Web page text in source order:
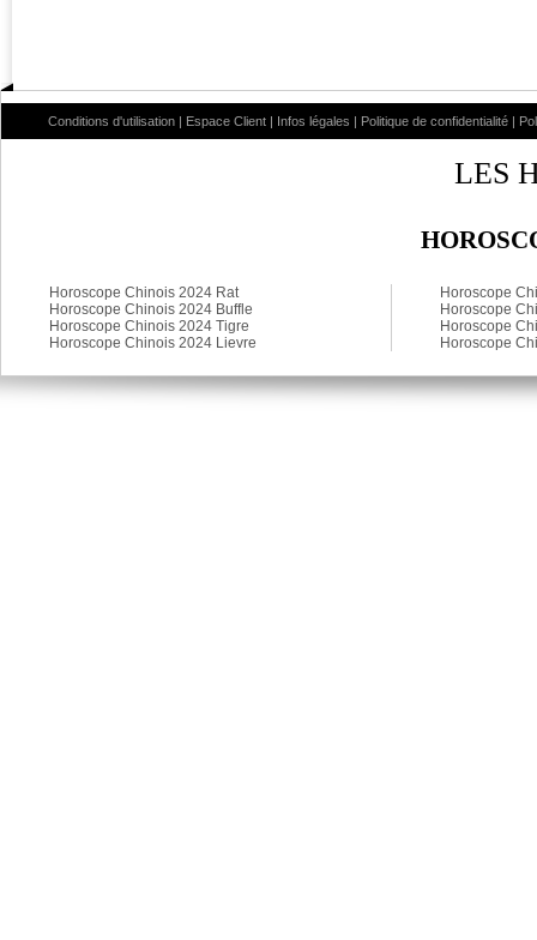
Conditions d'utilisation | Espace Client | Infos légales | Politique de confidentialité |
LES
Horoscope Chinois 2024 Rat
Horoscope Chinois 2024 Buffle
Horoscope Chinois 2024 Tigre
Horoscope Chinois 2024 Lievre
Horoscope
Horoscope
Horoscope
Horoscope